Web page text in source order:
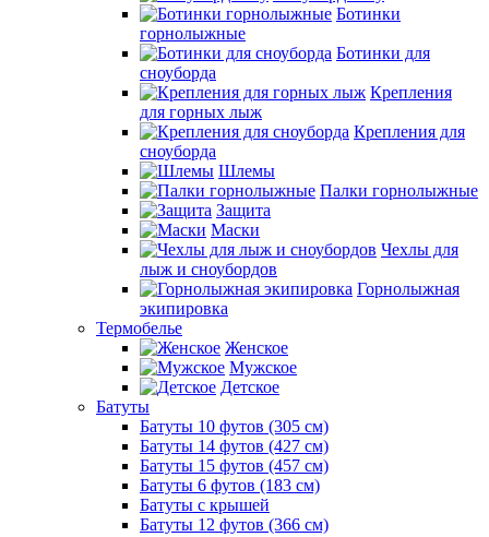
Ботинки
горнолыжные
Ботинки для
сноуборда
Крепления
для горных лыж
Крепления для
сноуборда
Шлемы
Палки горнолыжные
Защита
Маски
Чехлы для
лыж и сноубордов
Горнолыжная
экипировка
Термобелье
Женское
Мужское
Детское
Батуты
Батуты 10 футов (305 см)
Батуты 14 футов (427 см)
Батуты 15 футов (457 см)
Батуты 6 футов (183 см)
Батуты с крышей
Батуты 12 футов (366 см)